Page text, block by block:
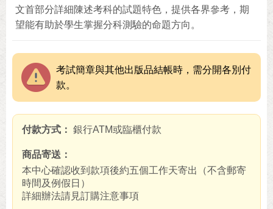
文首部分詳細陳述考科的試題特色，提供各界參考，期
望能有助於學生掌握分科測驗的命題方向。
考試簡章與其他出版品結帳時，需分開各別付
款。
付款方式 銀行ATM或臨櫃付款
商品寄送
本中心確認收到款項後約五個工作天寄出（不含郵寄
時間及例假日）
詳細辦法請見訂購注意事項